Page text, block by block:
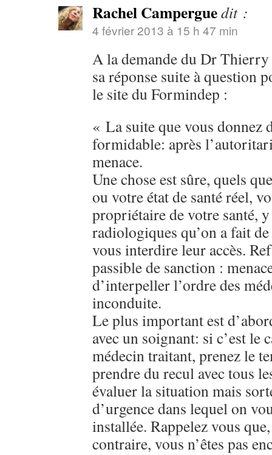
Rachel Camperguedit :
4 février 2013 à 15 h 47 min
A la demande du Dr
sa réponse suite à question
le site du Formindep :
« La suite que vous donnez
formidable: après
menace.
Une chose est sûre, quels
ou votre état de santé réel,
propriétaire de votre santé,
radiologiques qu’on a fait
vous interdire leur accès.
passible de sanction :
d’interpeller l’ordre des
inconduite.
Le plus important est
avec un soignant: si c’est le
médecin traitant, prenez le
prendre du recul avec tous
évaluer la situation mais
d’urgence dans lequel on
installée. Rappelez vous
contraire, vous n’êtes pas